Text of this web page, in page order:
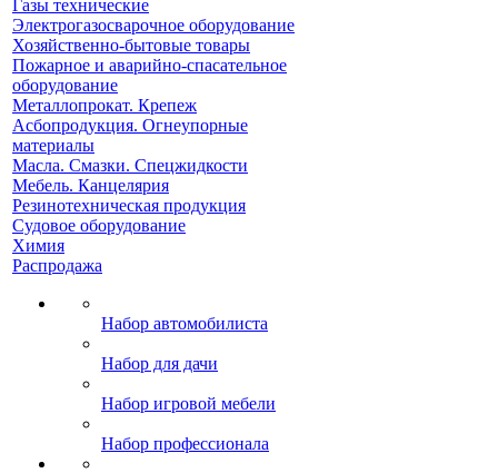
Газы технические
Электрогазосварочное оборудование
Хозяйственно-бытовые товары
Пожарное и аварийно-спасательное
оборудование
Металлопрокат. Крепеж
Асбопродукция. Огнеупорные
материалы
Масла. Смазки. Спецжидкости
Мебель. Канцелярия
Резинотехническая продукция
Судовое оборудование
Химия
Распродажа
Набор автомобилиста
Набор для дачи
Набор игровой мебели
Набор профессионала